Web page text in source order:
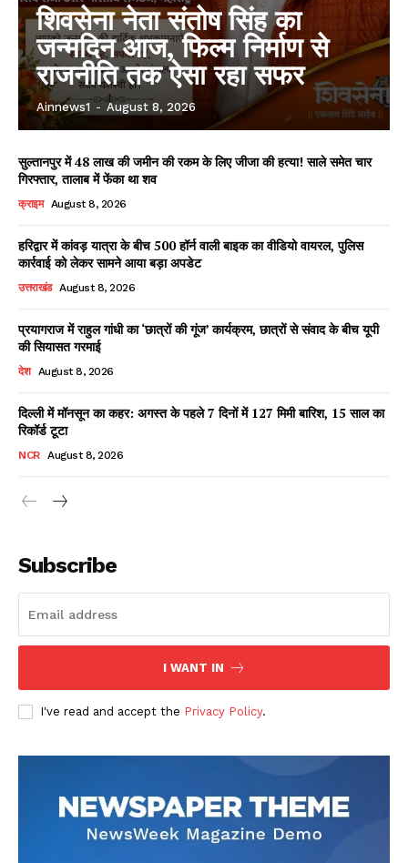
Facebook
X WhatsApp
Share
शिवसेना नेता संतोष सिंह का
जन्मदिन आज, फिल्म निर्माण से
राजनीति तक ऐसा रहा सफर
Ainnews1 - August 8, 2026
सुल्तानपुर में 48 लाख की जमीन की रकम के लिए जीजा की हत्या! साले समेत चार
गिरफ्तार, तालाब में फेंका था शव
क्राइम August 8, 2026
हरिद्वार में कांवड़ यात्रा के बीच 500 हॉर्न वाली बाइक का वीडियो वायरल, पुलिस
कार्रवाई को लेकर सामने आया बड़ा अपडेट
उत्तराखंड August 8, 2026
प्रयागराज में राहुल गांधी का ‘छात्रों की गूंज’ कार्यक्रम, छात्रों से संवाद के बीच यूपी
की सियासत गरमाई
देश August 8, 2026
दिल्ली में मॉनसून का कहर: अगस्त के पहले 7 दिनों में 127 मिमी बारिश, 15 साल का
रिकॉर्ड टूटा
NCR August 8, 2026
Subscribe
I WANT IN
I've read and accept the Privacy Policy.